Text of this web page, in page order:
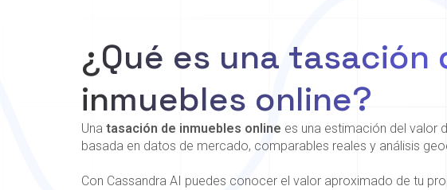
¿Qué es una tasación
inmuebles online?
Una tasación de inmuebles online es una estimación del valor
basada en datos de mercado, comparables reales y análisis
Con Cassandra AI puedes conocer el valor aproximado de tu